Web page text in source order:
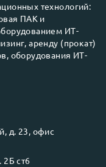
технологий:
ПАК и
ИТ-
аренду (прокат)
оборудования ИТ-
д. 23, офис
2Б ст6